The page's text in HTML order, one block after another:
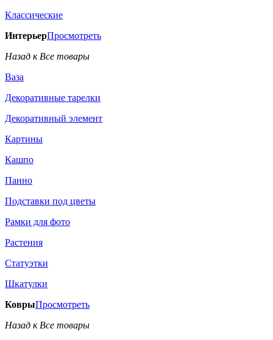
Классические
ИнтерьерПросмотреть
Назад к Все товары
Ваза
Декоративные тарелки
Декоративный элемент
Картины
Кашпо
Панно
Подставки под цветы
Рамки для фото
Растения
Статуэтки
Шкатулки
КоврыПросмотреть
Назад к Все товары